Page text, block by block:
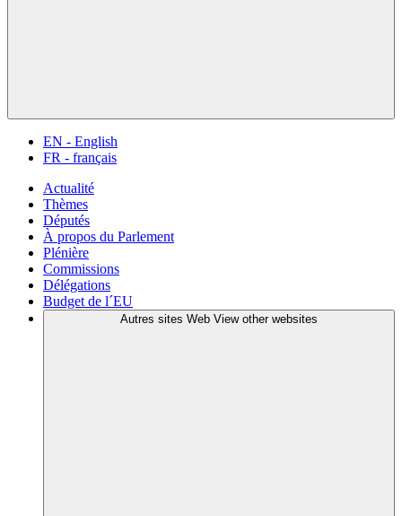
EN - English
FR - français
Actualité
Thèmes
Députés
À propos du Parlement
Plénière
Commissions
Délégations
Budget de l´EU
Autres sites Web View other websites